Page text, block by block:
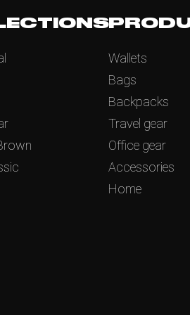
Wallets
Bags
Backpacks
Travel gear
Office gear
Accessories
Home